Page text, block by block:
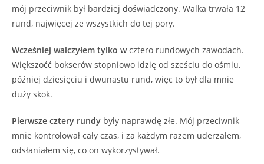
mój przeciwnik był bardziej doświadczony. Walka trwała 12
rund, najwięcej ze wszystkich do tej pory.
Wcześniej walczyłem tylko wcztero rundowych zawodach.
Większoćć bokserów stopniowo idzię od sześciu do ośmiu,
później dziesięciu i dwunastu rund, więc to był dla mnie
duży skok.
Pierwsze cztery rundy były naprawdę złe. Mój przeciwnik
mnie kontrolował cały czas, i za każdym razem uderzałem,
odsłaniałem się, co on wykorzystywał.